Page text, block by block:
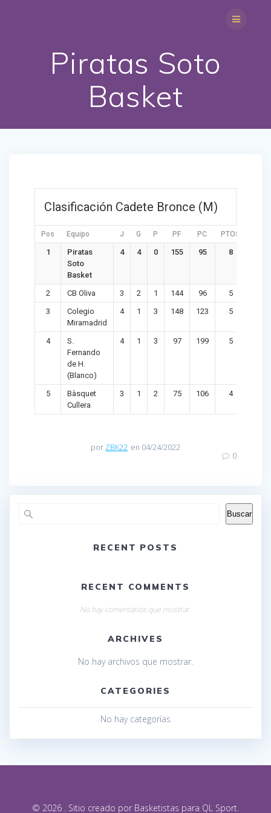
Piratas Soto
Basket
Clasificación Cadete Bronce (M)
Pos Equipo J G P PF PC PTOS
1
Piratas
Soto
Basket
4 4 0 155 95 8
2 CB Oliva 3 2 1 144 96 5
3
Colegio
Miramadrid
4 1 3 148 123 5
4
S.
Fernando
de H.
(Blanco)
4 1 3 97 199 5
5
Bàsquet
Cullera
3 1 2 75 106 4
por ZBK22 en 04/24/2022
0
Buscar
RECENT POSTS
RECENT COMMENTS
No hay comentarios que mostrar.
ARCHIVES
No hay archivos que mostrar.
CATEGORIES
No hay categorías
© 2026 . Sitio creado por Basketistas para QL Sport.